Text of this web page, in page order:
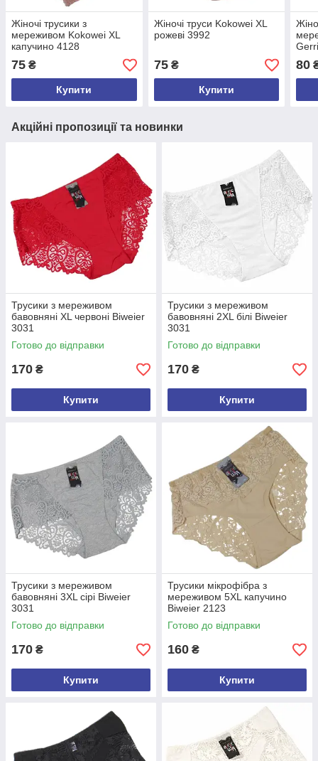
Жіночі трусики з
мереживом Kokowei XL
капучино 4128
75 ₴
Купити
Жіночі труси Kokowei XL
рожеві 3992
75₴
Купити
80
Акційні пропозиції та новинки
Трусики з мереживом
бавовняні XL червоні Biweier
3031
Готово до відправки
170 ₴
Купити
Трусики з мереживом
бавовняні 2XL білі Biweier
3031
Готово до відправки
170 ₴
Купити
Трусики з мереживом
бавовняні 3XL сірі Biweier
3031
Готово до відправки
170 ₴
Купити
Трусики мікрофібра з
мереживом 5XL капучино
Biweier 2123
Готово до відправки
160 ₴
Купити